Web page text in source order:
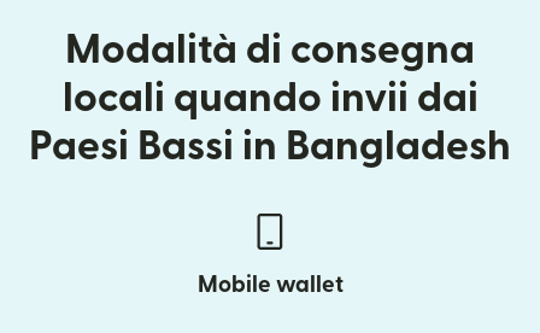
Modalità di consegna
locali quando invii dai
Paesi Bassi in Bangladesh
Mobile wallet